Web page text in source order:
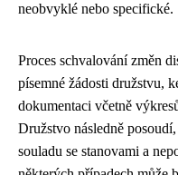
neobvyklé nebo specifické.
Proces schvalování změn
písemné žádosti družstvu,
dokumentaci včetně
Družstvo následně
souladu se stanovami a